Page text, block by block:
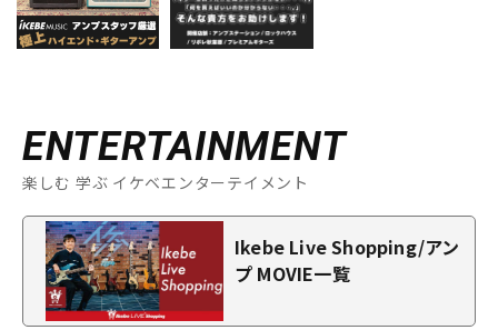
ENTERTAINMENT
楽しむ 学ぶ イケベエンターテイメント
Ikebe Live Shopping/アン
プ MOVIE一覧